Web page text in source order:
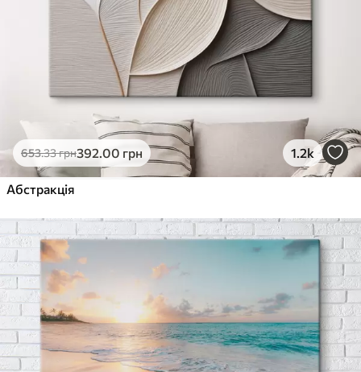
653.33грн392.00 грн 1.2k
Абстракція